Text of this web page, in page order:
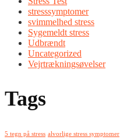
stresssymptomer
svimmelhed stress
Sygemeldt stress
Udbrændt
Uncategorized
Vejrtrækningsøvelser
Tags
5 tegn på stress alvorlige stress symptomer